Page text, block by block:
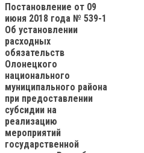
Постановление от 09
июня 2018 года № 539-1
Об установлении
расходных
обязательств
Олонецкого
национального
муниципального района
при предоставлении
субсидии на
реализацию
мероприятий
государственной